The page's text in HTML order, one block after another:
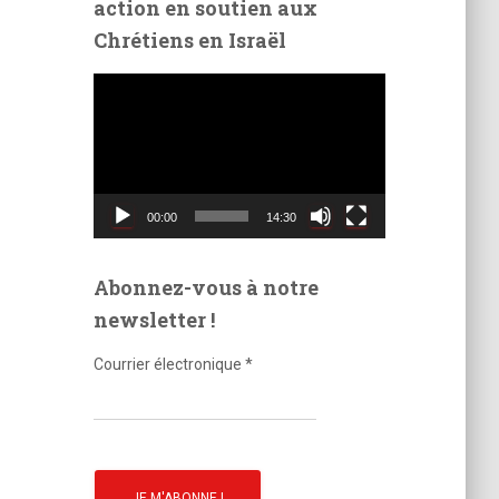
é
o
action en soutien aux
Chrétiens en Israël
é
o
00:00 14:30
Abonnez-vous à notre
newsletter !
Courrier électronique *